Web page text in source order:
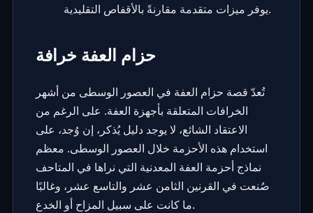
يوفر ميزات متقدمة مقارنةً بالأقفاص التقليدية.
حزام العفة خرافة
تُعدّ قصة حزام العفة في العصور الوسطى من أشهر
الخرافات المتعلقة بأجهزة العفة. على الرغم من
الاعتقاد الشائع، لا يوجد دليل يُذكر، إن وُجد، على
استخدام هذه الأحزمة خلال العصور الوسطى. معظم
نماذج أحزمة العفة المعدنية التي نراها في المتاحف
صُنعت في القرنين الثامن عشر والتاسع عشر، وغالبًا
ما كانت على سبيل المزاح أو الخدع.